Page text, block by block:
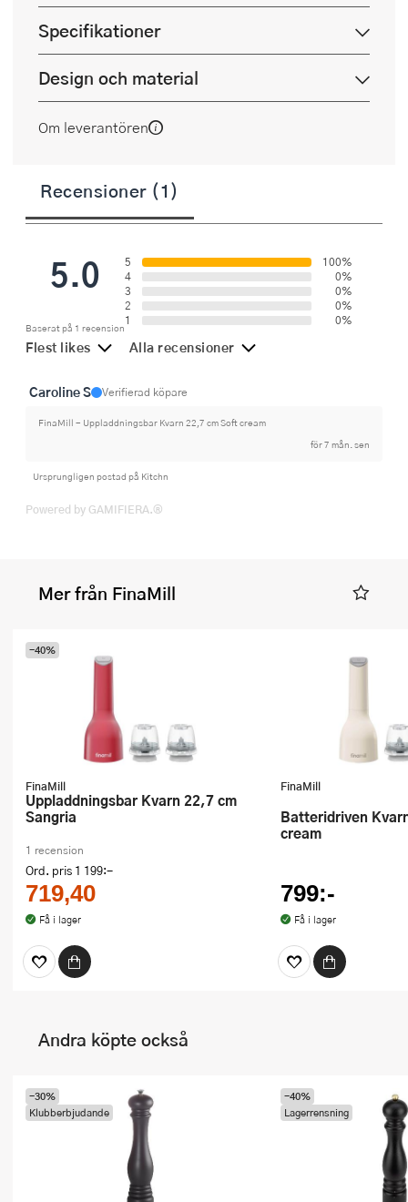
Specifikationer
Design och material
Om leverantören
Recensioner (1)
5.0
Baserat på 1 recension
5
100%
4
0%
3
0%
2
0%
1
0%
Flest likes Alla recensioner
Caroline S Verifierad köpare
FinaMill - Uppladdningsbar Kvarn 22,7 cm Soft cream
för 7 mån. sen
Ursprungligen postad på Kitchn
Powered by GAMIFIERA.®
Mer från FinaMill
FinaMill
Uppladdningsbar Kvarn 22,7 cm
Sangria
1 recension
Ord. pris 1 199:-
719,40
Få i lager
-40%
FinaMill
Batteridriven Kvarn 22,7 cm Soft
cream
799:-
Få i lager
Andra köpte också
-30%
Klubberbjudande
-40%
Lagerrensning